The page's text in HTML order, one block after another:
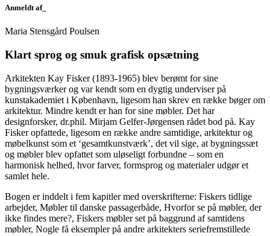
Anmeldt af_
Maria Stensgård Poulsen
Klart sprog og smuk grafisk opsætning
Arkitekten Kay Fisker (1893-1965) blev berømt for sine
bygningsværker og var kendt som en dygtig underviser på
kunstakademiet i København, ligesom han skrev en række bøger om
arkitektur. Mindre kendt er han for sine møbler. Det har
designforsker, dr.phil. Mirjam Gelfer-Jørgensen rådet bod på. Kay
Fisker opfattede, ligesom en række andre samtidige, arkitektur og
møbelkunst som et ‘gesamtkunstværk’, det vil sige, at bygningssæt
og møbler blev opfattet som uløseligt forbundne – som en
harmonisk helhed, hvor farver, formsprog og materialer udgør et
samlet hele.
Bogen er inddelt i fem kapitler med overskrifterne: Fiskers tidlige
arbejder, Møbler til danske passagerbåde, Hvorfor se på møbler, der
ikke findes mere?, Fiskers møbler set på baggrund af samtidens
møbler, Nogle få eksempler på andre arkitekters seriefremstillede